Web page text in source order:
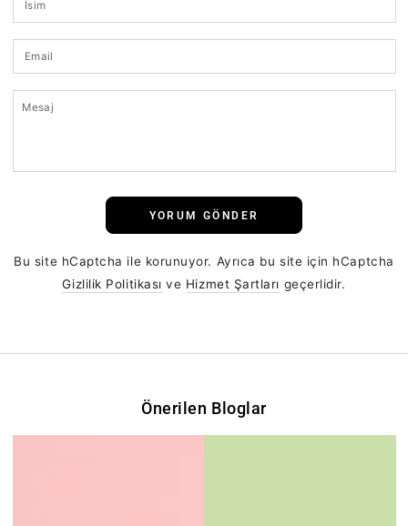
Email
Mesaj
YORUM GÖNDER
Bu site hCaptcha ile korunuyor. Ayrıca bu site için hCaptcha
Gizlilik Politikası ve Hizmet Şartları geçerlidir.
Önerilen Bloglar